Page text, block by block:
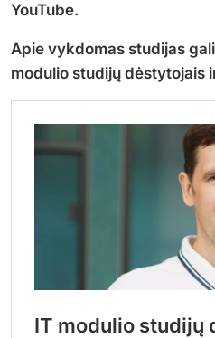
YouTube.
Apie vykdomas studijas
modulio studijų dėstytojais